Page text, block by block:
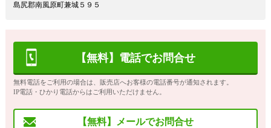
島尻郡南風原町兼城５９５
【無料】電話でお問合せ
無料電話をご利用の場合は、販売店へお客様の電話番号が通知されます。
IP電話・ひかり電話からはご利用いただけません。
【無料】メールでお問合せ